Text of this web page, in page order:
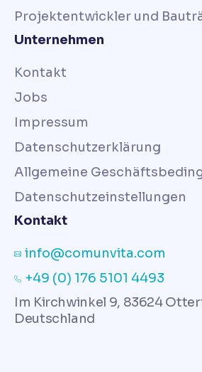
Projektentwickler und
Unternehmen
Kontakt
Jobs
Impressum
Datenschutzerklärung
Allgemeine
Datenschutzeinstellungen
Kontakt
info@comunvita.com
+49 (0) 176 5101 4493
Im Kirchwinkel 9, 83624
Deutschland